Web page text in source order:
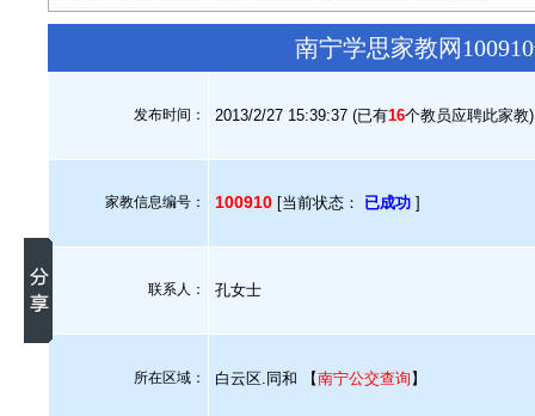
南宁学思家教网
发布时间： 2013/2/27 15:39:37 (已有16个教员应聘此家教)
家教信息编号： 100910 [当前状态： 已成功 ]
联系人： 孔女士
所在区域： 白云区.同和 【南宁公交查询 】